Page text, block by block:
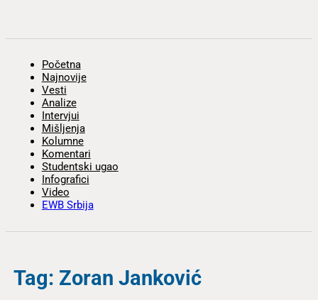
Početna
Najnovije
Vesti
Analize
Intervjui
Mišljenja
Kolumne
Komentari
Studentski ugao
Infografici
Video
EWB Srbija
Tag: Zoran Janković